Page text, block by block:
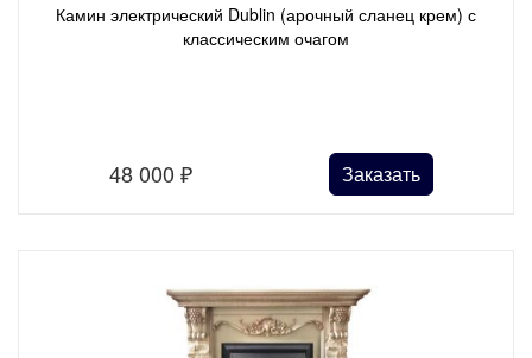
Камин электрический Dublin (арочный сланец крем) с
классическим очагом
48 000₽ Заказать